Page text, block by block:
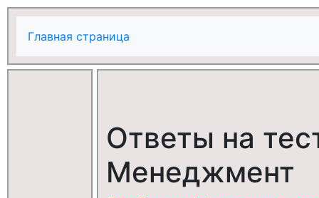
Главная страница
Ответы на
Менеджмент